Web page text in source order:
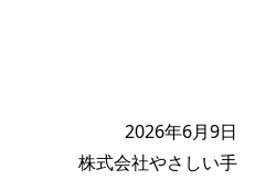
2026年6月9日